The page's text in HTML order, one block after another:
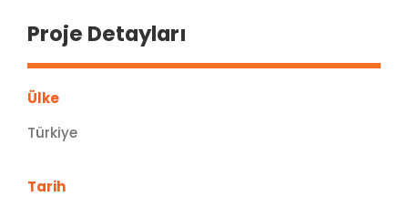
Proje Detayları
Ülke
Türkiye
Tarih